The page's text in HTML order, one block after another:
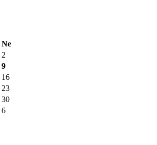
Ne
2
9
16
23
30
6